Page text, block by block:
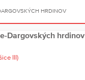
HRDINOV
Dargovských hrdinov
III)